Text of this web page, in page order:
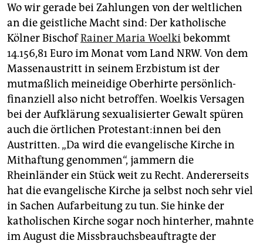
Wo wir gerade bei Zahlungen von der weltlichen
an die geistliche Macht sind: Der katholische
Kölner BischofRainer Maria Woelkibekommt
14.156,81 Euro im Monat vom Land NRW. Von dem
Massenaustritt in seinem Erzbistum ist der
mutmaßlich meineidige Oberhirte persönlich-
finanziell also nicht betroffen. Woelkis Versagen
bei der Aufklärung sexualisierter Gewalt spüren
auch die örtlichen Pro­tes­tan­t:in­nen bei den
Austritten. „Da wird die evangelische Kirche in
Mithaftung genommen“, jammern die
Rheinländer ein Stück weit zu Recht. Andererseits
hat die evangelische Kirche ja selbst noch sehr viel
in Sachen Aufarbeitung zu tun. Sie hinke der
katholischen Kirche sogar noch hinterher, mahnte
im August die Missbrauchsbeauftragte der